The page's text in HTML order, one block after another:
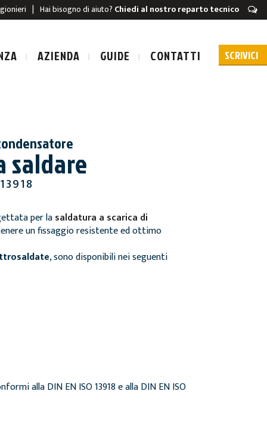
| Hai bisogno di aiuto? Chiedi al nostro reparto tecnico
A SCARICA
SCARICA
AZIENDA GUIDE CONTATTI
saldare
per lasaldatura a scarica di
un fissaggio resistente ed ottimo
, sono disponibili nei seguenti
alla DIN EN ISO 13918 e alla DIN EN ISO